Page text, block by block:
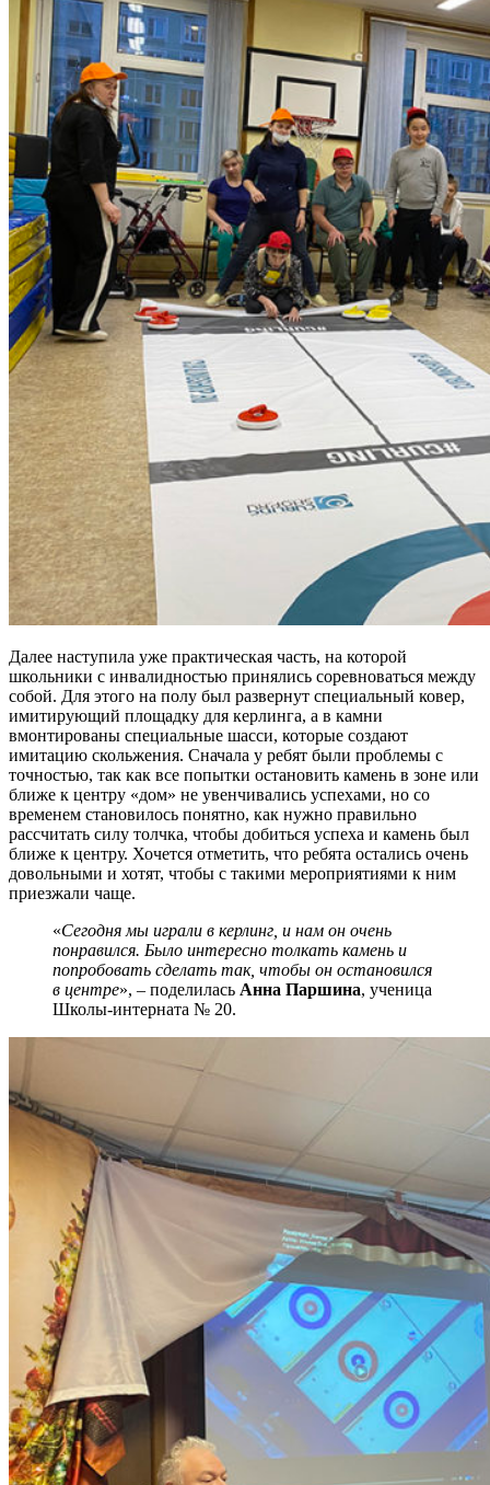
Далее наступила уже практическая часть, на которой
школьники с инвалидностью принялись соревноваться между
собой. Для этого на полу был развернут специальный ковер,
имитирующий площадку для керлинга, а в камни
вмонтированы специальные шасси, которые создают
имитацию скольжения. Сначала у ребят были проблемы с
точностью, так как все попытки остановить камень в зоне или
ближе к центру «дом» не увенчивались успехами, но со
временем становилось понятно, как нужно правильно
рассчитать силу толчка, чтобы добиться успеха и камень был
ближе к центру. Хочется отметить, что ребята остались очень
довольными и хотят, чтобы с такими мероприятиями к ним
приезжали чаще.
«Сегодня мы играли в керлинг, и нам он очень
понравился. Было интересно толкать камень и
попробовать сделать так, чтобы он остановился
в центре», – поделилась Анна Паршина, ученица
Школы-интерната № 20.